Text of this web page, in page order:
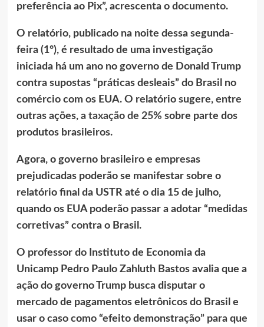
preferência ao Pix”, acrescenta o documento.
O relatório, publicado na noite dessa segunda-
feira (1º), é resultado de uma investigação
iniciada há um ano no governo de Donald Trump
contra supostas “práticas desleais” do Brasil no
comércio com os EUA. O relatório sugere, entre
outras ações, a taxação de 25% sobre parte dos
produtos brasileiros.
Agora, o governo brasileiro e empresas
prejudicadas poderão se manifestar sobre o
relatório final da USTR até o dia 15 de julho,
quando os EUA poderão passar a adotar “medidas
corretivas” contra o Brasil.
O professor do Instituto de Economia da
Unicamp Pedro Paulo Zahluth Bastos avalia que a
ação do governo Trump busca disputar o
mercado de pagamentos eletrônicos do Brasil e
usar o caso como “efeito demonstração” para que